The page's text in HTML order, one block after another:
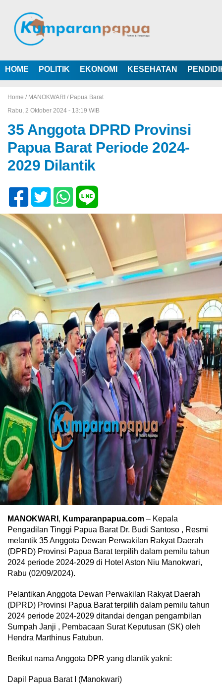
HOME POLITIK EKONOMI KESEHATAN
Home / MANOKWARI / Papua Barat
Rabu, 2 Oktober 2024 - 13:19 WIB
35 Anggota DPRD Provinsi
Papua Barat Periode 2024-
2029 Dilantik
MANOKWARI , Kumparanpapua.com – Kepala
Pengadilan Tinggi Papua Barat Dr. Budi Santoso , Resmi
melantik 35 Anggota Dewan Perwakilan Rakyat Daerah
(DPRD) Provinsi Papua Barat terpilih dalam pemilu tahun
2024 periode 2024-2029 di Hotel Aston Niu Manokwari,
Rabu (02/09/2024).
Pelantikan Anggota Dewan Perwakilan Rakyat Daerah
(DPRD) Provinsi Papua Barat terpilih dalam pemilu tahun
2024 periode 2024-2029 ditandai dengan pengambilan
Sumpah Janji , Pembacaan Surat Keputusan (SK) oleh
Hendra Marthinus Fatubun.
Berikut nama Anggota DPR yang dlantik yakni:
Dapil Papua Barat I (Manokwari)